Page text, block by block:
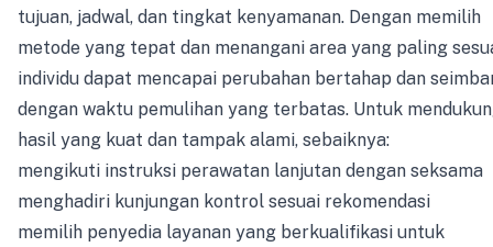
tujuan, jadwal, dan tingkat kenyamanan. Dengan memilih
metode yang tepat dan menangani area yang paling
individu dapat mencapai perubahan bertahap dan
dengan waktu pemulihan yang terbatas. Untuk
hasil yang kuat dan tampak alami, sebaiknya:
mengikuti instruksi perawatan lanjutan dengan seksama
menghadiri kunjungan kontrol sesuai rekomendasi
memilih penyedia layanan yang berkualifikasi untuk